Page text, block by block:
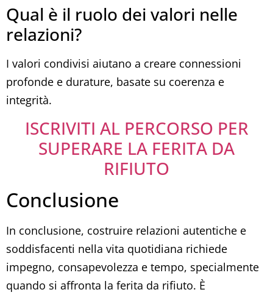
Qual è il ruolo dei valori nelle
relazioni?
I valori condivisi aiutano a creare connessioni
profonde e durature, basate su coerenza e
integrità.
ISCRIVITI AL PERCORSO PER
SUPERARE LA FERITA DA
RIFIUTO
Conclusione
In conclusione, costruire relazioni autentiche e
soddisfacenti nella vita quotidiana richiede
impegno, consapevolezza e tempo, specialmente
quando si affronta la ferita da rifiuto. È